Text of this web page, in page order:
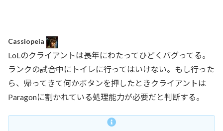
Cassiopeia
LoLのクライアントは長年にわたってひどくバグってる。
ランクの試合中にトイレに行ってはいけない。もし行った
ら、帰ってきて何かボタンを押したときクライアントは
Paragonに割かれている処理能力が必要だと判断する。